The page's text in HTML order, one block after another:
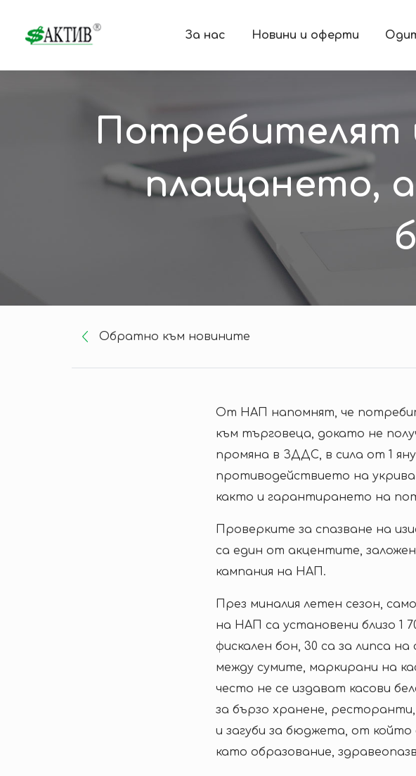
За нас Новини и оферти
Потребителят
плащането,
Oбратно към новините
От НАП напомнят, че
към търговеца, докато не
промяна в ЗДДС, в сила от 1
противодействието на
както и гарантирането на
Проверките за спазване на
са един от акцентите,
кампания на НАП.
През миналия летен сезон,
на НАП са установени близо 1
фискален бон, 30 са за липса
между сумите, маркирани на
често не се издават касови
за бързо хранене,
и загуби за бюджета, от
като образование,